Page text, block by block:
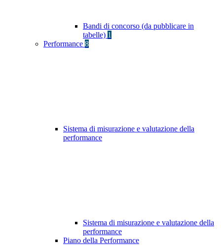
Bandi di concorso (da pubblicare in
tabelle) 1
Performance 8
Sistema di misurazione e valutazione della
performance
Sistema di misurazione e valutazione della
performance
Piano della Performance